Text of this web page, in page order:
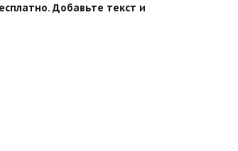
Добавьте текст и